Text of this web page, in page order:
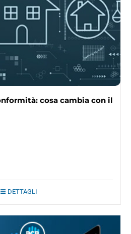
cosa cambia con il
DETTAGLI